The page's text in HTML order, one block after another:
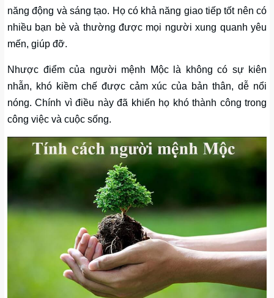
năng động và sáng tạo. Họ có khả năng giao tiếp tốt nên có
nhiều bạn bè và thường được mọi người xung quanh yêu
mến, giúp đỡ.
Nhược điểm của người mệnh Mộc là không có sự kiên
nhẫn, khó kiềm chế được cảm xúc của bản thân, dễ nổi
nóng. Chính vì điều này đã khiến họ khó thành công trong
công việc và cuộc sống.